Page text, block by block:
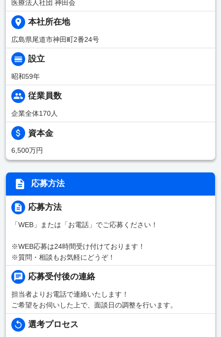
医療法人社団 神田会
本社所在地
広島県尾道市神田町2番24号
設立
昭和59年
従業員数
企業全体170人
資本金
6,500万円
応募方法
応募方法
「WEB」または「お電話」でご応募ください！
※WEB応募は24時間受け付けております！
※質問・相談もお気軽にどうぞ！
応募受付後の連絡
担当者よりお電話で連絡いたします！
ご希望をお伺いした上で、面談日の調整を行います。
選考プロセス